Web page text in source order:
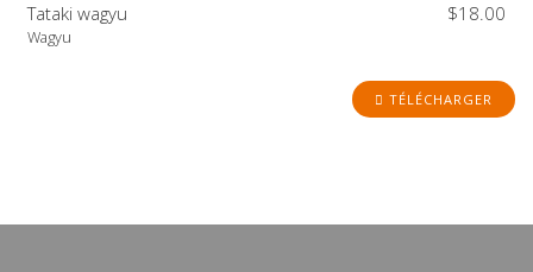
Tataki wagyu
Wagyu
$18.00
TÉLÉCHARGER